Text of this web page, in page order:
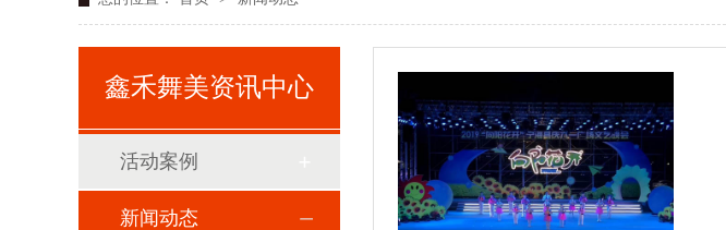
鑫禾舞美资讯中心
活动案例
新闻动态